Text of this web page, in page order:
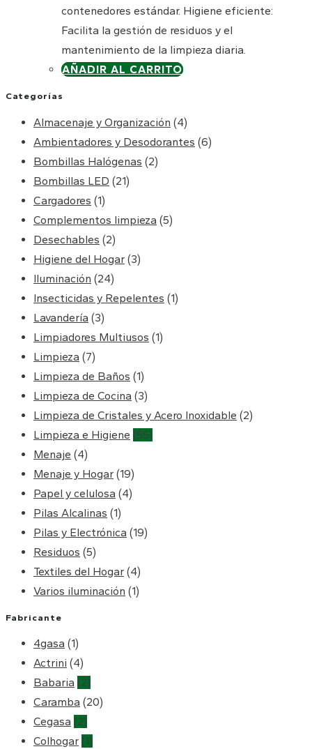
contenedores estándar. Higiene eficiente:
Facilita la gestión de residuos y el
mantenimiento de la limpieza diaria.
AÑADIR AL CARRITO
Categorías
Almacenaje y Organización (4)
Ambientadores y Desodorantes (6)
Bombillas Halógenas (2)
Bombillas LED (21)
Cargadores (1)
Complementos limpieza (5)
Desechables (2)
Higiene del Hogar (3)
Iluminación (24)
Insecticidas y Repelentes (1)
Lavandería (3)
Limpiadores Multiusos (1)
Limpieza (7)
Limpieza de Baños (1)
Limpieza de Cocina (3)
Limpieza de Cristales y Acero Inoxidable (2)
Limpieza e Higiene (55)
Menaje (4)
Menaje y Hogar (19)
Papel y celulosa (4)
Pilas Alcalinas (1)
Pilas y Electrónica (19)
Residuos (5)
Textiles del Hogar (4)
Varios iluminación (1)
Fabricante
4gasa (1)
Actrini (4)
Babaria (2)
Caramba (20)
Cegasa (2)
Colhogar (1)